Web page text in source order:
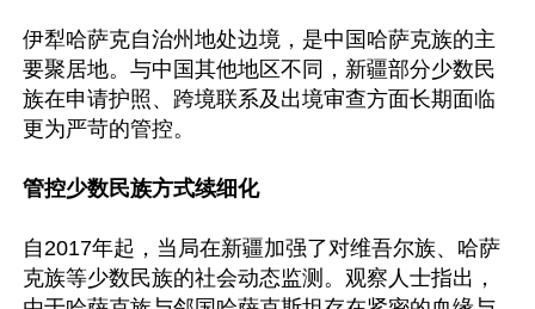
伊犁哈萨克自治州地处边境，是中国哈萨克族的主
要聚居地。与中国其他地区不同，新疆部分少数民
族在申请护照、跨境联系及出境审查方面长期面临
更为严苛的管控。
管控少数民族方式续细化
自2017年起，当局在新疆加强了对维吾尔族、哈萨
克族等少数民族的社会动态监测。观察人士指出，